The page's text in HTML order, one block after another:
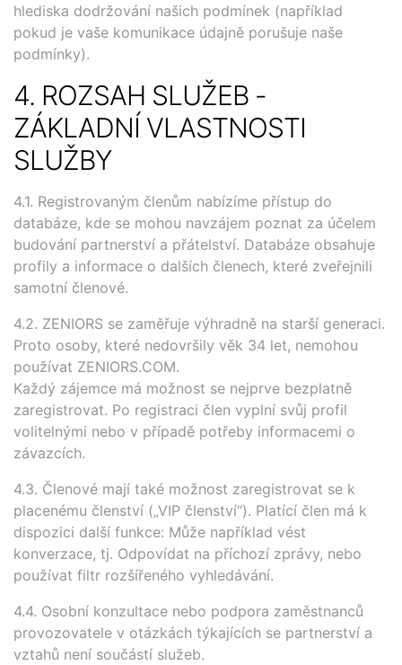
hlediska dodržování našich podmínek (například
pokud je vaše komunikace údajně porušuje naše
podmínky).
4. ROZSAH SLUŽEB -
ZÁKLADNÍ VLASTNOSTI
SLUŽBY
4.1. Registrovaným členům nabízíme přístup do
databáze, kde se mohou navzájem poznat za účelem
budování partnerství a přátelství. Databáze obsahuje
profily a informace o dalších členech, které zveřejnili
samotní členové.
4.2. ZENIORS se zaměřuje výhradně na starší generaci.
Proto osoby, které nedovršily věk 34 let, nemohou
používat ZENIORS.COM.
Každý zájemce má možnost se nejprve bezplatně
zaregistrovat. Po registraci člen vyplní svůj profil
volitelnými nebo v případě potřeby informacemi o
závazcích.
4.3. Členové mají také možnost zaregistrovat se k
placenému členství („VIP členství“). Platící člen má k
dispozici další funkce: Může například vést
konverzace, tj. Odpovídat na příchozí zprávy, nebo
používat filtr rozšířeného vyhledávání.
4.4. Osobní konzultace nebo podpora zaměstnanců
provozovatele v otázkách týkajících se partnerství a
vztahů není součástí služeb.